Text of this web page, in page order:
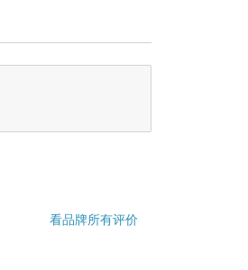
看品牌所有评价